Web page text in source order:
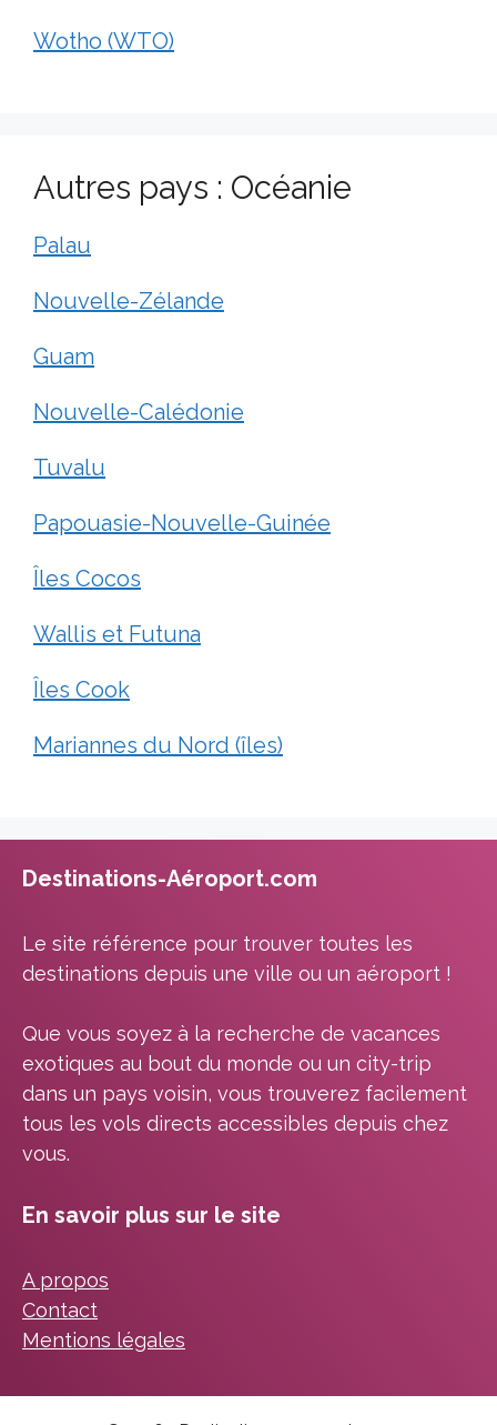
Wotho (WTO)
Autres pays : Océanie
Palau
Nouvelle-Zélande
Guam
Nouvelle-Calédonie
Tuvalu
Papouasie-Nouvelle-Guinée
Îles Cocos
Wallis et Futuna
Îles Cook
Mariannes du Nord (îles)
Destinations-Aéroport.com
Le site référence pour trouver toutes les
destinations depuis une ville ou un aéroport !
Que vous soyez à la recherche de vacances
exotiques au bout du monde ou un city-trip
dans un pays voisin, vous trouverez facilement
tous les vols directs accessibles depuis chez
vous.
En savoir plus sur le site
A propos
Contact
Mentions légales